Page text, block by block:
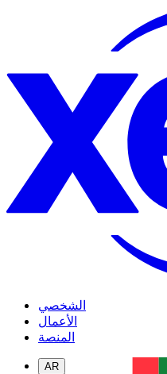
الشخصي
الأعمال
المنصة
AR